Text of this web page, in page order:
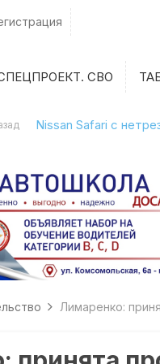
СВО
Nissan Safari с
Лимаренко: